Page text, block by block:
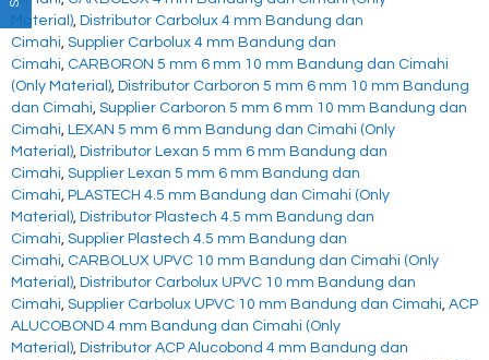
Material), Distributor Carbolux 4 mm Bandung dan
Cimahi, Supplier Carbolux 4 mm Bandung dan
Cimahi, CARBORON 5 mm 6 mm 10 mm Bandung dan Cimahi
(Only Material), Distributor Carboron 5 mm 6 mm 10 mm Bandung
dan Cimahi, Supplier Carboron 5 mm 6 mm 10 mm Bandung dan
Cimahi, LEXAN 5 mm 6 mm Bandung dan Cimahi (Only
Material), Distributor Lexan 5 mm 6 mm Bandung dan
Cimahi, Supplier Lexan 5 mm 6 mm Bandung dan
Cimahi, PLASTECH 4.5 mm Bandung dan Cimahi (Only
Material), Distributor Plastech 4.5 mm Bandung dan
Cimahi, Supplier Plastech 4.5 mm Bandung dan
Cimahi, CARBOLUX UPVC 10 mm Bandung dan Cimahi (Only
Material), Distributor Carbolux UPVC 10 mm Bandung dan
Cimahi, Supplier Carbolux UPVC 10 mm Bandung dan Cimahi, ACP
ALUCOBOND 4 mm Bandung dan Cimahi (Only
Material), Distributor ACP Alucobond 4 mm Bandung dan